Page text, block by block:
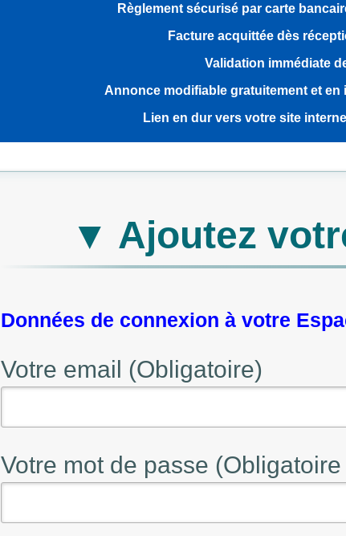
Règlement sécurisé par carte
Facture acquittée dès
Validation immédiate
Annonce modifiable gratuitement et en
Lien en dur vers votre site
▼ Ajoutez
Données de connexion à votre
Votre email (Obligatoire)
Votre mot de passe